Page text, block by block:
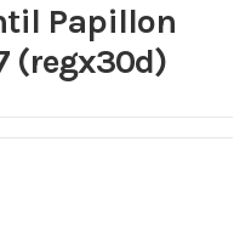
Papillon
(regx30d)